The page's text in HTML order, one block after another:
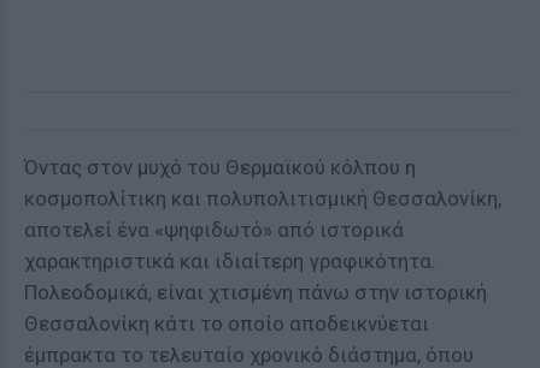
Όντας στον μυχό του Θερμαϊκού κόλπου η
κοσμοπολίτικη και πολυπολιτισμική Θεσσαλονίκη,
αποτελεί ένα «ψηφιδωτό» από ιστορικά
χαρακτηριστικά και ιδιαίτερη γραφικότητα.
Πολεοδομικά, είναι χτισμένη πάνω στην ιστορική
Θεσσαλονίκη κάτι το οποίο αποδεικνύεται
έμπρακτα το τελευταίο χρονικό διάστημα, όπου